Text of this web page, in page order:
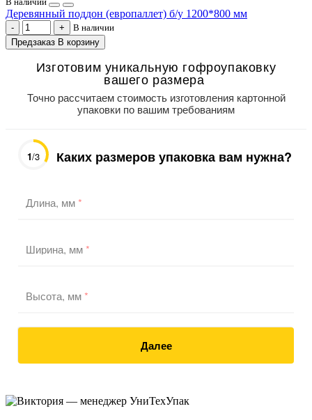
Деревянный поддон (европаллет) б/у 1200*800 мм
В наличии
Предзаказ В корзину
Изготовим уникальную гофроупаковку
вашего размера
Точно рассчитаем стоимость изготовления картонной
упаковки по вашим требованиям
1/3 Каких размеров упаковка вам нужна?
Длина, мм*
Ширина, мм*
Высота, мм*
Далее